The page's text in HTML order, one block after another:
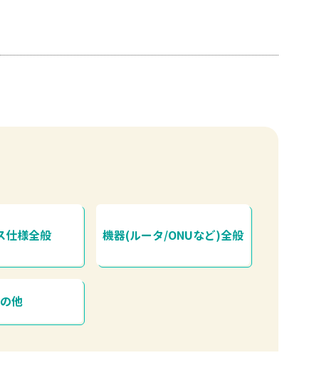
仕様全般 機器(ルータ/ONUなど)全般
他